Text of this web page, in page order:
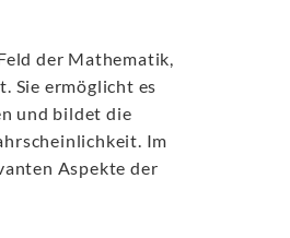
der Mathematik,
Sie ermöglicht es
und bildet die
Im
Aspekte der